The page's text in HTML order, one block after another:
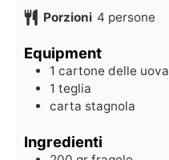
Porzioni 4 persone
Equipment
1 cartone delle uova
1 teglia
carta stagnola
Ingredienti